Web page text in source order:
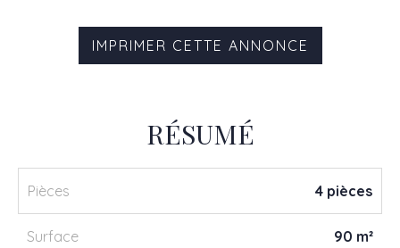
IMPRIMER CETTE ANNONCE
RÉSUMÉ
Pièces 4 pièces
Surface 90 m²